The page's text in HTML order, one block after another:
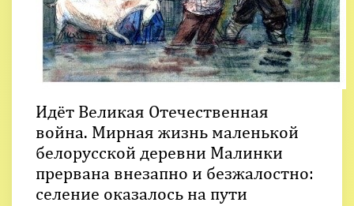
Идёт Великая Отечественная
война. Мирная жизнь маленькой
белорусской деревни Малинки
прервана внезапно и безжалостно:
селение оказалось на пути